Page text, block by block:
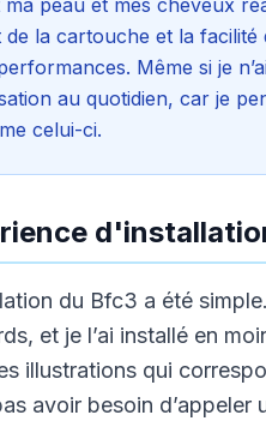
peau et mes cheveux
de la cartouche et la
Même si je
au quotidien, car je
celui-ci.
du Bfc3 a été
et je l’ai installé en
illustrations qui
avoir besoin d’appeler